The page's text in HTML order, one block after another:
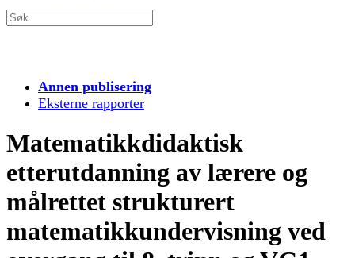
Annen publisering
Eksterne rapporter
Matematikkdidaktisk
etterutdanning av lærere og
målrettet strukturert
matematikkundervisning ved